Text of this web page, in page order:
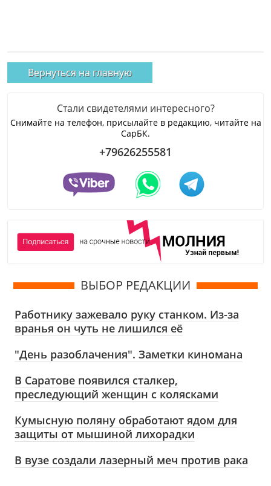
Вернуться на главную
Стали свидетелями интересного?
Снимайте на телефон, присылайте в редакцию, читайте на
СарБК.
+79626255581
ВЫБОР РЕДАКЦИИ
Работнику зажевало руку станком. Из-за
вранья он чуть не лишился её
"День разоблачения". Заметки киномана
В Саратове появился сталкер,
преследующий женщин с колясками
Кумысную поляну обработают ядом для
защиты от мышиной лихорадки
В вузе создали лазерный меч против рака